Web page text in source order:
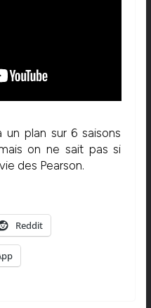
plan sur 6 saisons
on ne sait pas si
des Pearson.
Reddit